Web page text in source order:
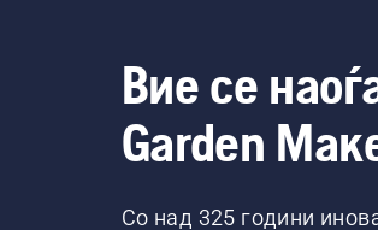
Вие се
Garden
Со над 325 години